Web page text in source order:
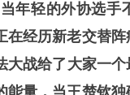
年轻的外协选手
在经历新老交替
大战给了大家一
量，当王楚钦